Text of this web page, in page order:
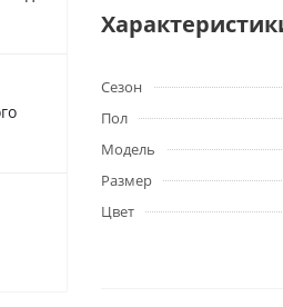
Сезон
Пол
Модель
Размер
Цвет